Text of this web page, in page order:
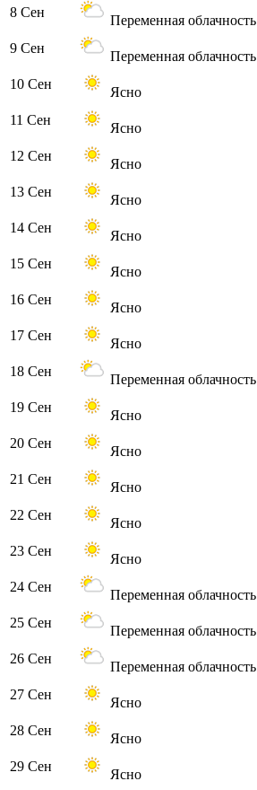
8 Сен
Переменная облачность
9 Сен
Переменная облачность
10 Сен
Ясно
11 Сен
Ясно
12 Сен
Ясно
13 Сен
Ясно
14 Сен
Ясно
15 Сен
Ясно
16 Сен
Ясно
17 Сен
Ясно
18 Сен
Переменная облачность
19 Сен
Ясно
20 Сен
Ясно
21 Сен
Ясно
22 Сен
Ясно
23 Сен
Ясно
24 Сен
Переменная облачность
25 Сен
Переменная облачность
26 Сен
Переменная облачность
27 Сен
Ясно
28 Сен
Ясно
29 Сен
Ясно